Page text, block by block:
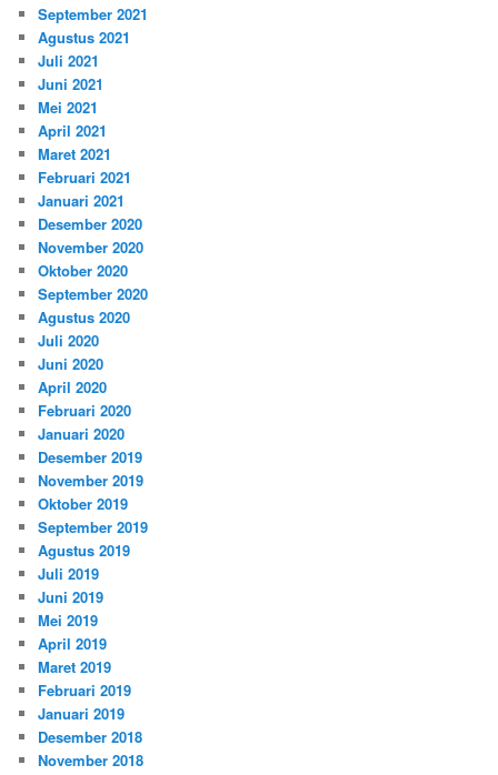
September 2021
Agustus 2021
Juli 2021
Juni 2021
Mei 2021
April 2021
Maret 2021
Februari 2021
Januari 2021
Desember 2020
November 2020
Oktober 2020
September 2020
Agustus 2020
Juli 2020
Juni 2020
April 2020
Februari 2020
Januari 2020
Desember 2019
November 2019
Oktober 2019
September 2019
Agustus 2019
Juli 2019
Juni 2019
Mei 2019
April 2019
Maret 2019
Februari 2019
Januari 2019
Desember 2018
November 2018